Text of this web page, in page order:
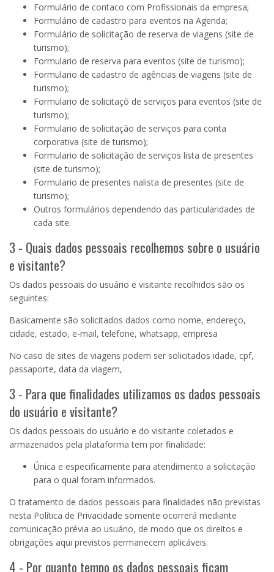
Formulário de contaco com Profissionais da empresa;
Formulário de cadastro para eventos na Agenda;
Formulário de solicitação de reserva de viagens (site de
turismo);
Formulario de reserva para eventos (site de turismo);
Formulario de cadastro de agências de viagens (site de
turismo);
Formulario de solicitaçõ de serviços para eventos (site de
turismo);
Formulario de solicitação de serviços para conta
corporativa (site de turismo);
Formulario de solicitação de serviços lista de presentes
(site de turismo);
Formulario de presentes nalista de presentes (site de
turismo);
Outros formulários dependendo das particularidades de
cada site.
3 - Quais dados pessoais recolhemos sobre o usuário
e visitante?
Os dados pessoais do usuário e visitante recolhidos são os
seguintes:
Basicamente são solicitados dados como nome, endereço,
cidade, estado, e-mail, telefone, whatsapp, empresa
No caso de sites de viagens podem ser solicitados idade, cpf,
passaporte, data da viagem,
3 - Para que finalidades utilizamos os dados pessoais
do usuário e visitante?
Os dados pessoais do usuário e do visitante coletados e
armazenados pela plataforma tem por finalidade:
Única e especificamente para atendimento a solicitação
para o qual foram informados.
O tratamento de dados pessoais para finalidades não previstas
nesta Política de Privacidade somente ocorrerá mediante
comunicação prévia ao usuário, de modo que os direitos e
obrigações aqui previstos permanecem aplicáveis.
4 - Por quanto tempo os dados pessoais ficam